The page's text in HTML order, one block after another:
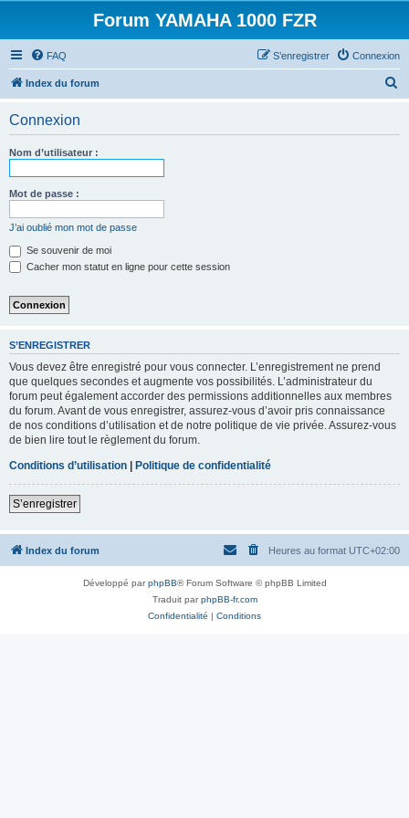
Forum YAMAHA 1000 FZR
FAQ Connexion
S’enregistrer
Index du forum
Connexion
Nom d’utilisateur :
Mot de passe :
J’ai oublié mon mot de passe
Se souvenir de moi
Cacher mon statut en ligne pour cette session
S’ENREGISTRER
Vous devez être enregistré pour vous connecter. L’enregistrement ne prend
que quelques secondes et augmente vos possibilités. L’administrateur du
forum peut également accorder des permissions additionnelles aux membres
du forum. Avant de vous enregistrer, assurez-vous d’avoir pris connaissance
de nos conditions d’utilisation et de notre politique de vie privée. Assurez-vous
de bien lire tout le règlement du forum.
Conditions d’utilisation | Politique de confidentialité
S’enregistrer
Index du forum Heures au format UTC+02:00
Développé parphpBB® Forum Software © phpBB Limited
Traduit parphpBB-fr.com
Confidentialité | Conditions